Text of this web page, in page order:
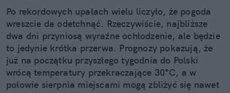
Po rekordowych upałach wielu liczyło, że pogoda
wreszcie da odetchnąć. Rzeczywiście, najbliższe
dwa dni przyniosą wyraźne ochłodzenie, ale będzie
to jedynie krótka przerwa. Prognozy pokazują, że
już na początku przyszłego tygodnia do Polski
wrócą temperatury przekraczające 30°C, a w
połowie sierpnia miejscami mogą zbliżyć się nawet